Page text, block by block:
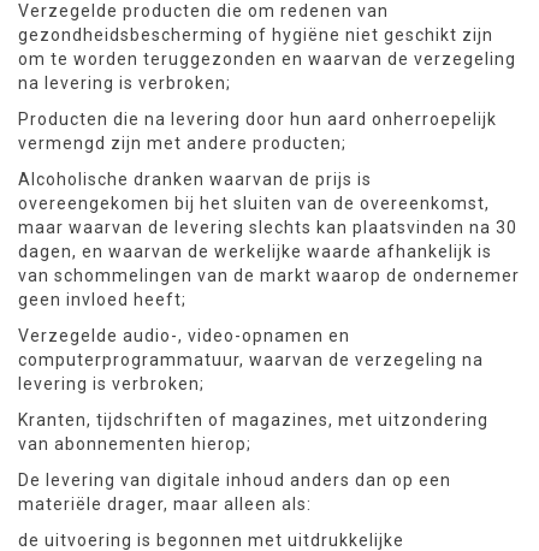
Verzegelde producten die om redenen van
gezondheidsbescherming of hygiëne niet geschikt zijn
om te worden teruggezonden en waarvan de verzegeling
na levering is verbroken;
Producten die na levering door hun aard onherroepelijk
vermengd zijn met andere producten;
Alcoholische dranken waarvan de prijs is
overeengekomen bij het sluiten van de overeenkomst,
maar waarvan de levering slechts kan plaatsvinden na 30
dagen, en waarvan de werkelijke waarde afhankelijk is
van schommelingen van de markt waarop de ondernemer
geen invloed heeft;
Verzegelde audio-, video-opnamen en
computerprogrammatuur, waarvan de verzegeling na
levering is verbroken;
Kranten, tijdschriften of magazines, met uitzondering
van abonnementen hierop;
De levering van digitale inhoud anders dan op een
materiële drager, maar alleen als:
de uitvoering is begonnen met uitdrukkelijke